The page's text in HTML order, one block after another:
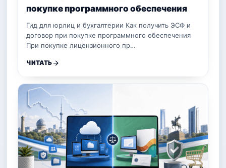
покупке программного обеспечения
Гид для юрлиц и бухгалтерии Как получить ЭСФ и
договор при покупке программного обеспечения
При покупке лицензионного пр…
ЧИТАТЬ